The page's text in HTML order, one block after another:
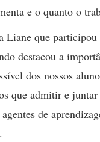
e o quanto o
Liane que
destacou a
dos nossos
que admitir e
de